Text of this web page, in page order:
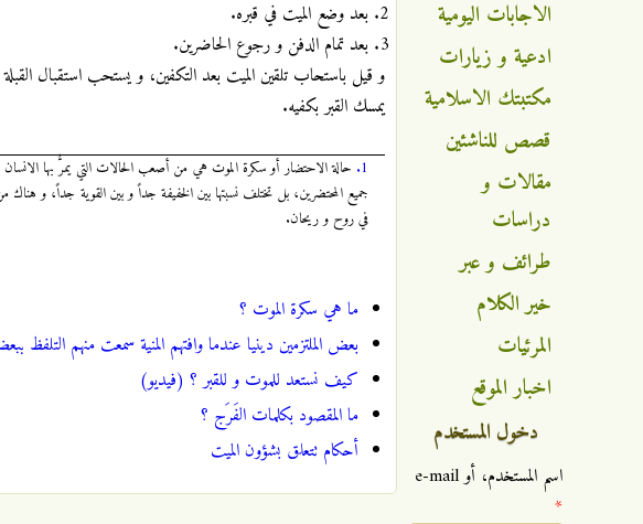
بعد وضع الميت في قبره.
بعد تمام الدفن و رجوع الحاضرين.
و قيل باستحاب تلقين الميت بعد التكفين، و يستحب استقبال
يمسك القبر بكفيه.
1. حالة الاحتضار أو سكرة الموت هي من أصعب الحالات التي يمرُّ بها
جميع المحتضرين، بل تختلف نسبتها بين الخفيفة جداً و بين القوية جداً، و
في روح و ريحان.
ما هي سكرة الموت ؟
بعض الملتزمين دينيا عندما وافتهم المنية سمعت منهم
كيف نستعد للموت و للقبر ؟ (فيديو)
ما المقصود بكلمات الفَرَج ؟
أحكام تتعلق بشؤون الميت
الاجابات اليومية
ادعية و زيارات
مكتبتك الاسلامية
قصص للناشئين
مقالات و
دراسات
طرائف و عبر
خير الكلام
المرئيات
اخبار الموقع
دخول المستخدم
‏اسم المستخدم، أو e-mail
*